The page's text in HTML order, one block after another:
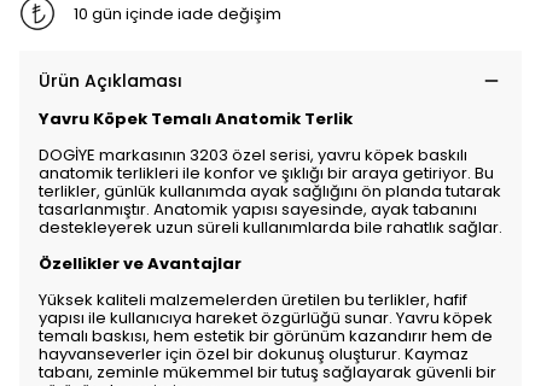
10 gün içinde iade değişim
Ürün Açıklaması
Yavru Köpek Temalı Anatomik Terlik
DOGİYE markasının 3203 özel serisi, yavru köpek baskılı
anatomik terlikleri ile konfor ve şıklığı bir araya getiriyor. Bu
terlikler, günlük kullanımda ayak sağlığını ön planda tutarak
tasarlanmıştır. Anatomik yapısı sayesinde, ayak tabanını
destekleyerek uzun süreli kullanımlarda bile rahatlık sağlar.
Özellikler ve Avantajlar
Yüksek kaliteli malzemelerden üretilen bu terlikler, hafif
yapısı ile kullanıcıya hareket özgürlüğü sunar. Yavru köpek
temalı baskısı, hem estetik bir görünüm kazandırır hem de
hayvanseverler için özel bir dokunuş oluşturur. Kaymaz
tabanı, zeminle mükemmel bir tutuş sağlayarak güvenli bir